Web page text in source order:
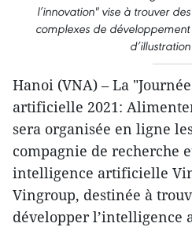
l’innovation" vise à trouver
complexes de
Hanoi (VNA) – La
artificielle 2021:
sera organisée en ligne
compagnie de recherche
intelligence artificielle
Vingroup, destinée à
développer l’intelligence